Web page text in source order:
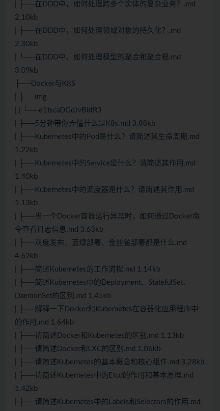
| ├──在DDD中，如何处理跨多个实体的复杂业务？.md
2.10kb
| ├──在DDD中，如何处理领域对象的持久化？.md
2.30kb
| └──在DDD中，如何处理模型的聚合和聚合根.md
3.09kb
├──Docker与K8S
| ├──img
| | └──e1tscaDGdJvBbtR3
| ├──5分钟带你弄懂什么是K8s.md 3.88kb
| ├──Kubernetes中的Pod是什么？请简述其生命周期.md
1.22kb
| ├──Kubernetes中的Service是什么？请简述其作用.md
1.40kb
| ├──Kubernetes中的调度器是什么？请简述其作用.md
1.13kb
| ├──当一个Docker容器运行异常时，如何通过Docker命
令查看日志信息.md 3.63kb
| ├──灰度发布、蓝绿部署、金丝雀部署都是什么.md
4.62kb
| ├──简述Kubernetes的工作流程.md 1.14kb
| ├──简述Kubernetes中的Deployment、StatefulSet、
DaemonSet的区别.md 1.45kb
| ├──解释一下Docker和Kubernetes在容器化应用程序中
的作用.md 1.64kb
| ├──请简述Docker和Kubernetes的区别.md 1.13kb
| ├──请简述Docker和LXC的区别.md 1.06kb
| ├──请简述Kubernetes的基本概念和核心组件.md 3.28kb
| ├──请简述Kubernetes中的Etcd的作用和基本原理.md
1.42kb
| ├──请简述Kubernetes中的Labels和Selectors的作用.md